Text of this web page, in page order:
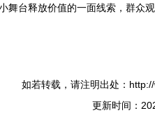
台释放价值的一面线索，群
如若转载，请注明出处：
更新时间：